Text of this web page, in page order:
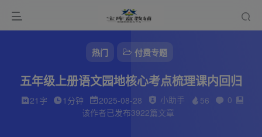
热门 付费专题
五年级上册语文园地核心考点梳理课内回归
21字 1分钟 2025-08-28 小助手 56
0
该作者已发布3922篇文章